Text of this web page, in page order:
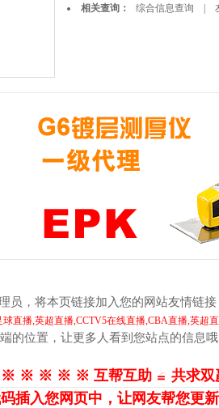
相关查询：
综合信息查询
员，将本页链接加入您的网站友情链
直播,英超直播,CCTV5在线直播,CBA直播,英超
的位置，让更多人看到您站点的信息哦
※ ※ ※ ※ ※ 互帮互助 ≌ 共求
插入您网页中，让网友帮您更